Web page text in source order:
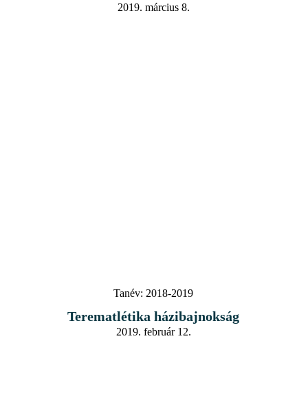
2019. március 8.
Tanév: 2018-2019
Terematlétika házibajnokság
2019. február 12.